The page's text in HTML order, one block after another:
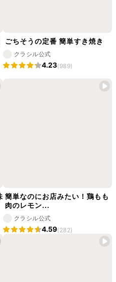
ごちそうの定番 簡単すき焼き
クラシル公式
4.23(989)
簡単なのにお店みたい！鶏もも
肉のレモン...
クラシル公式
4.59(282)